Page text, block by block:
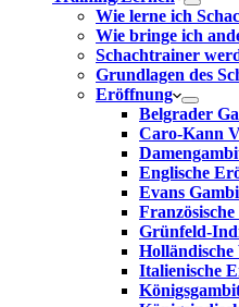
Wie lerne ich
Wie bringe ich
Schachtrainer
Grundlagen des
Eröffnung
Belgrader
Caro-Kann
Englische
Evans
Grünfeld-
Italienische